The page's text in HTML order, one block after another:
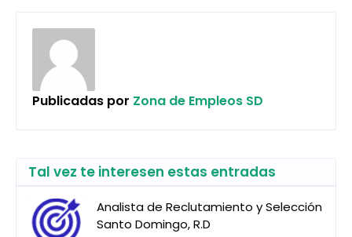
Publicadas por Zona de Empleos SD
Tal vez te interesen estas entradas
Analista de Reclutamiento y Selección
Santo Domingo, R.D